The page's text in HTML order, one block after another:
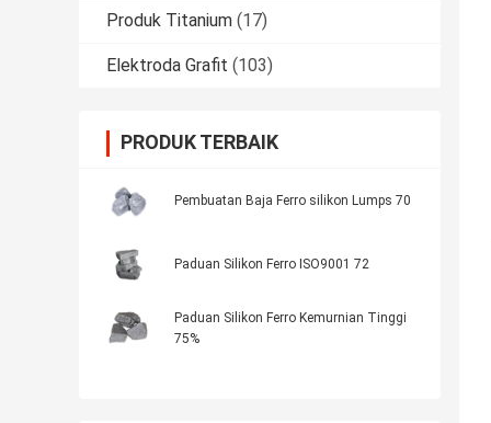
Produk Titanium (17)
Elektroda Grafit (103)
PRODUK TERBAIK
Pembuatan Baja Ferro silikon Lumps 70
Paduan Silikon Ferro ISO9001 72
Paduan Silikon Ferro Kemurnian Tinggi
75%